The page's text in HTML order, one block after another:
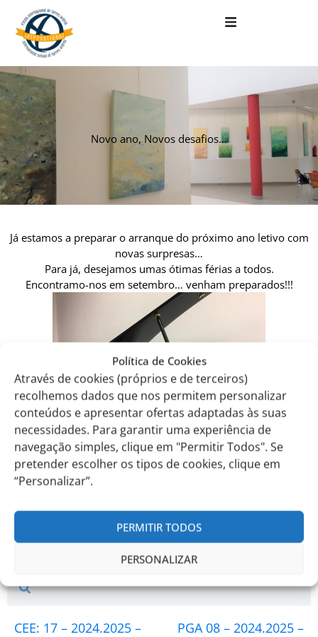
Política de Cookies
Através de cookies (próprios e de terceiros)
recolhemos dados que nos permitem personalizar
conteúdos e apresentar ofertas adaptadas às suas
necessidades. Para garantir uma experiência de
navegação simples, clique em "Permitir Todos". Se
pretender escolher os tipos de cookies, clique em
“Personalizar”.
PERMITIR TODOS
PERSONALIZAR
content
Novo ano, Novos desafios…
Já estamos a preparar o arranque do próximo ano letivo com
novas surpresas…
Para já, desejamos umas ótimas férias a todos.
Encontramo-nos em setembro… venham preparados!!!
A primeira já chegou!
Notícias
CEE: 17 – 2024.2025 –
PGA 08 – 2024.2025 –